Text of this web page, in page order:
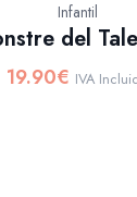
Infantil
del
19.90€ IVA